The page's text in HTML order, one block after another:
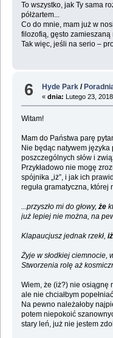
To wszystko, jak Ty sama
półżartem...
Co do mnie, mam już w
filozofią, gęsto zamieszaną
Tak więc, jeśli na serio –
6 Hyde Park /
«dnia: Lutego 23,
Witam!
Mam do Państwa parę
Nie będąc natywem języka
poszczególnych słów i
Przykładowo nie mogę
spójnika „iż”, i jak ich
reguła gramatyczna, której
...przyszło mi do głowy, że
już lepiej nie można, na
Klapaucjusz jednak rzekł, iż
Żyje w słodkiej ciemnocie,
Stworzenia rolę aż
Wiem, że (iż?) nie osiągnę
ale nie chciałbym
Na pewno należałoby
potem niepokoić
stary leń, już nie jestem